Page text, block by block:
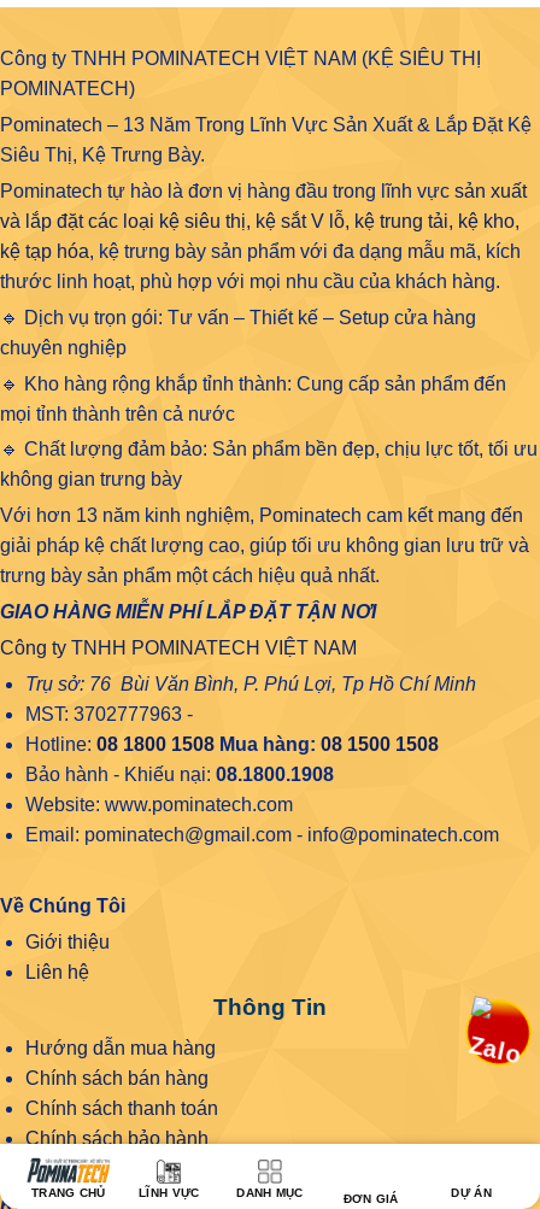
Công ty TNHH POMINATECH VIỆT NAM (KỆ SIÊU THỊ
POMINATECH)
Pominatech – 13 Năm Trong Lĩnh Vực Sản Xuất & Lắp Đặt Kệ
Siêu Thị, Kệ Trưng Bày.
Pominatech tự hào là đơn vị hàng đầu trong lĩnh vực sản xuất
và lắp đặt các loại kệ siêu thị, kệ sắt V lỗ, kệ trung tải, kệ kho,
kệ tạp hóa, kệ trưng bày sản phẩm với đa dạng mẫu mã, kích
thước linh hoạt, phù hợp với mọi nhu cầu của khách hàng.
🔹 Dịch vụ trọn gói: Tư vấn – Thiết kế – Setup cửa hàng
chuyên nghiệp
🔹 Kho hàng rộng khắp tỉnh thành: Cung cấp sản phẩm đến
mọi tỉnh thành trên cả nước
🔹 Chất lượng đảm bảo: Sản phẩm bền đẹp, chịu lực tốt, tối ưu
không gian trưng bày
Với hơn 13 năm kinh nghiệm, Pominatech cam kết mang đến
giải pháp kệ chất lượng cao, giúp tối ưu không gian lưu trữ và
trưng bày sản phẩm một cách hiệu quả nhất.
GIAO HÀNG MIỄN PHÍ LẮP ĐẶT TẬN NƠI
Công ty TNHH POMINATECH VIỆT NAM
Trụ sở: 76 Bùi Văn Bình, P. Phú Lợi, Tp Hồ Chí Minh
MST: 3702777963 -
Hotline: 08 1800 1508Mua hàng: 08 1500 1508
Bảo hành - Khiếu nại: 08.1800.1908
Website: www.pominatech.com
Email: pominatech@gmail.com - info@pominatech.com
Về Chúng Tôi
Giới thiệu
Liên hệ
Thông Tin
Hướng dẫn mua hàng
Chính sách bán hàng
Chính sách thanh toán
Chính sách bảo hành
Chính sách bảo mật
TRANG CHỦ LĨNH VỰC DANH MỤC ĐƠN GIÁ DỰ ÁN